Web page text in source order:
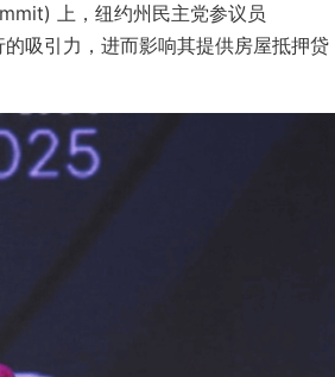
上，纽约州民主党参议员
吸引力，进而影响其提供房屋抵押贷